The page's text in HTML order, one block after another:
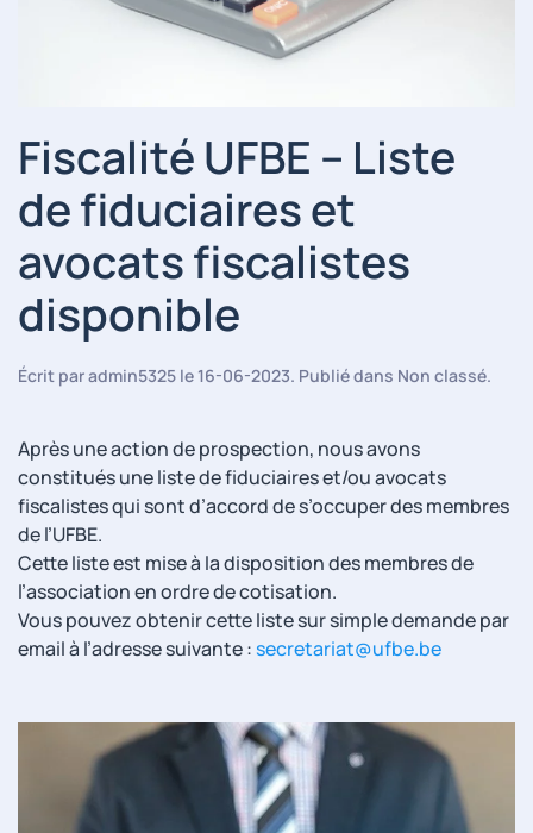
Fiscalité UFBE – Liste
de fiduciaires et
avocats fiscalistes
disponible
Écrit paradmin5325 le 16-06-2023. Publié dans Non classé.
Après une action de prospection, nous avons
constitués une liste de fiduciaires et/ou avocats
fiscalistes qui sont d’accord de s’occuper des membres
de l’UFBE.
Cette liste est mise à la disposition des membres de
l’association en ordre de cotisation.
Vous pouvez obtenir cette liste sur simple demande par
email à l’adresse suivante :secretariat@ufbe.be